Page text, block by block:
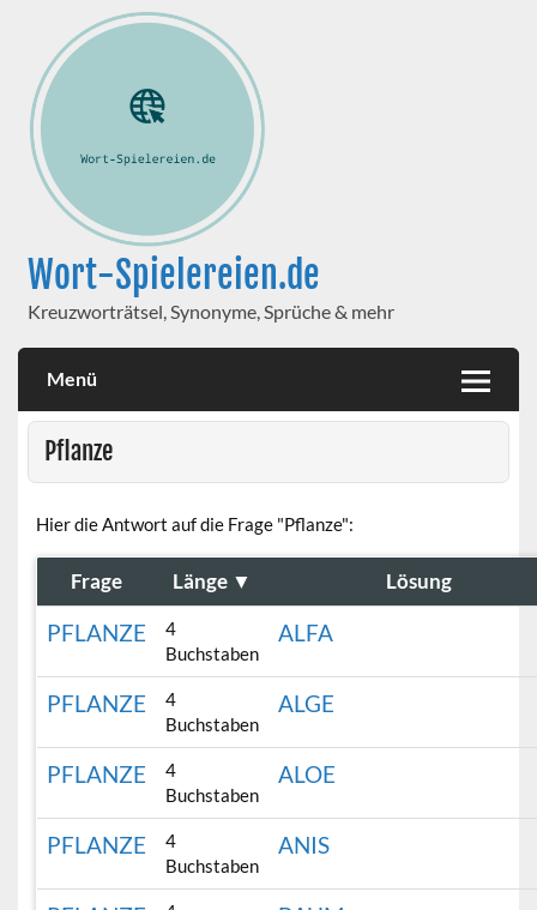
Wort-Spielereien.de
Kreuzworträtsel, Synonyme, Sprüche & mehr
Menü
Pflanze
Hier die Antwort auf die Frage "Pflanze":
Frage Länge ▼ Lösung
PFLANZE
4
Buchstaben
ALFA
PFLANZE
4
Buchstaben
ALGE
PFLANZE
4
Buchstaben
ALOE
PFLANZE
4
Buchstaben
ANIS